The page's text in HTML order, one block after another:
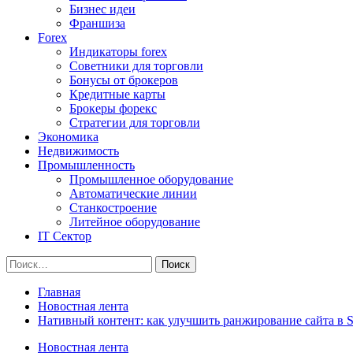
Бизнес идеи
Франшиза
Forex
Индикаторы forex
Советники для торговли
Бонусы от брокеров
Кредитные карты
Брокеры форекс
Стратегии для торговли
Экономика
Недвижимость
Промышленность
Промышленное оборудование
Автоматические линии
Станкостроение
Литейное оборудование
IT Сектор
Найти:
Главная
Новостная лента
Нативный контент: как улучшить ранжирование сайта в
Новостная лента